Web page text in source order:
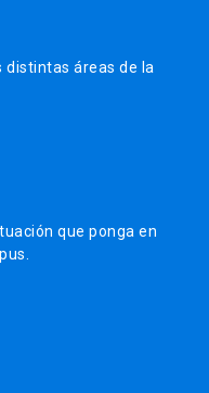
distintas áreas de la
que ponga en